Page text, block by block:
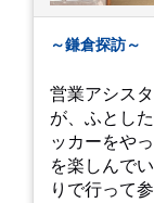
～鎌倉探訪～
営業アシス
が、ふとし
ッカーをや
を楽しんでいます。 先日、小４
りで行って